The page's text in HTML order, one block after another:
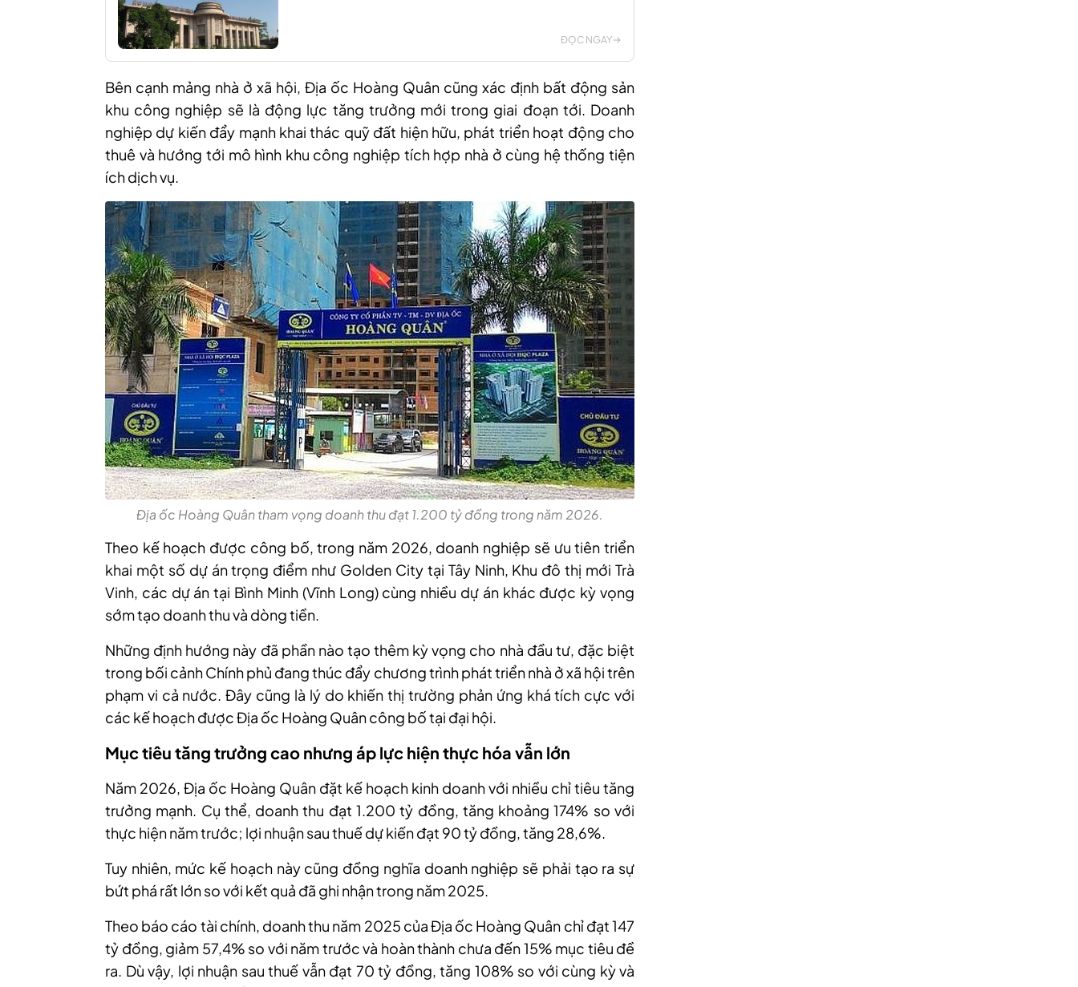
ĐỌC NGAY
Bên cạnh mảng nhà ở xã hội, Địa ốc Hoàng Quân cũng xác định bất động sản
khu công nghiệp sẽ là động lực tăng trưởng mới trong giai đoạn tới. Doanh
nghiệp dự kiến đẩy mạnh khai thác quỹ đất hiện hữu, phát triển hoạt động cho
thuê và hướng tới mô hình khu công nghiệp tích hợp nhà ở cùng hệ thống tiện
ích dịch vụ.
Địa ốc Hoàng Quân tham vọng doanh thu đạt 1.200 tỷ đồng trong năm 2026.
Theo kế hoạch được công bố, trong năm 2026, doanh nghiệp sẽ ưu tiên triển
khai một số dự án trọng điểm như Golden City tại Tây Ninh, Khu đô thị mới Trà
Vinh, các dự án tại Bình Minh (Vĩnh Long) cùng nhiều dự án khác được kỳ vọng
sớm tạo doanh thu và dòng tiền.
Những định hướng này đã phần nào tạo thêm kỳ vọng cho nhà đầu tư, đặc biệt
trong bối cảnh Chính phủ đang thúc đẩy chương trình phát triển nhà ở xã hội trên
phạm vi cả nước. Đây cũng là lý do khiến thị trường phản ứng khá tích cực với
các kế hoạch được Địa ốc Hoàng Quân công bố tại đại hội.
Mục tiêu tăng trưởng cao nhưng áp lực hiện thực hóa vẫn lớn
Năm 2026, Địa ốc Hoàng Quân đặt kế hoạch kinh doanh với nhiều chỉ tiêu tăng
trưởng mạnh. Cụ thể, doanh thu đạt 1.200 tỷ đồng, tăng khoảng 174% so với
thực hiện năm trước; lợi nhuận sau thuế dự kiến đạt 90 tỷ đồng, tăng 28,6%.
Tuy nhiên, mức kế hoạch này cũng đồng nghĩa doanh nghiệp sẽ phải tạo ra sự
bứt phá rất lớn so với kết quả đã ghi nhận trong năm 2025.
Theo báo cáo tài chính, doanh thu năm 2025 của Địa ốc Hoàng Quân chỉ đạt 147
tỷ đồng, giảm 57,4% so với năm trước và hoàn thành chưa đến 15% mục tiêu đề
ra. Dù vậy, lợi nhuận sau thuế vẫn đạt 70 tỷ đồng, tăng 108% so với cùng kỳ và